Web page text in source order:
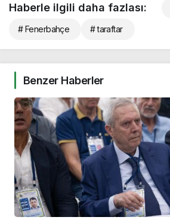
Haberle ilgili daha fazlası:
# Fenerbahçe # taraftar
Benzer Haberler